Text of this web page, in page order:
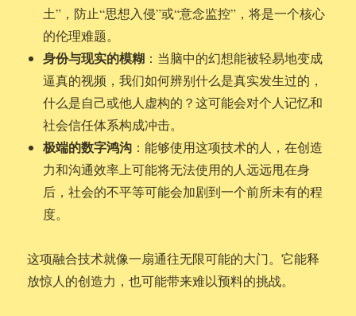
土”，防止“思想入侵”或“意念监控”，将是一个核心
的伦理难题。
身份与现实的模糊 ：当脑中的幻想能被轻易地变成
逼真的视频，我们如何辨别什么是真实发生过的，
什么是自己或他人虚构的？这可能会对个人记忆和
社会信任体系构成冲击。
极端的数字鸿沟 ：能够使用这项技术的人，在创造
力和沟通效率上可能将无法使用的人远远甩在身
后，社会的不平等可能会加剧到一个前所未有的程
度。
这项融合技术就像一扇通往无限可能的大门。它能释
放惊人的创造力，也可能带来难以预料的挑战。